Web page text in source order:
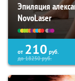
Эпиляция
NovoLaser
от 210 руб.
до18250руб.